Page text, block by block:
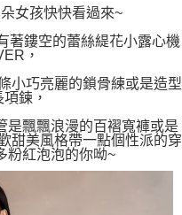
女孩快快看過來~
著鏤空的蕾絲緹花小露心機
，
小巧亮麗的鎖骨練或是造型
鍊，
是飄飄浪漫的百褶寬褲或是
甜美風格帶一點個性派的穿
粉紅泡泡的你呦~